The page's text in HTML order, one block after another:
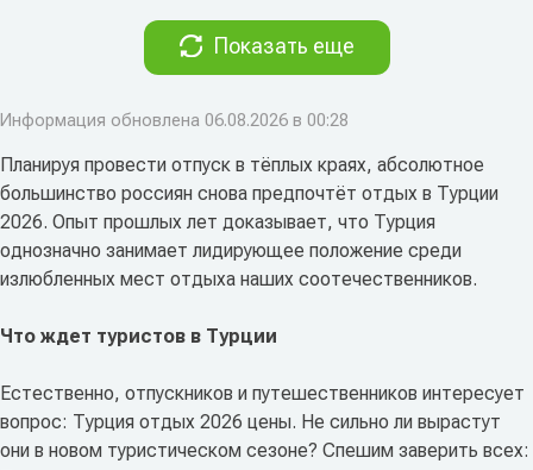
Показать еще
Информация обновлена 06.08.2026 в 00:28
Планируя провести отпуск в тёплых краях, абсолютное
большинство россиян снова предпочтёт отдых в Турции
2026. Опыт прошлых лет доказывает, что Турция
однозначно занимает лидирующее положение среди
излюбленных мест отдыха наших соотечественников.
Что ждет туристов в Турции
Естественно, отпускников и путешественников интересует
вопрос: Турция отдых 2026 цены. Не сильно ли вырастут
они в новом туристическом сезоне? Спешим заверить всех: